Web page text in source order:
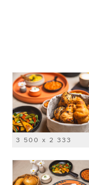
3 500 x 2 333